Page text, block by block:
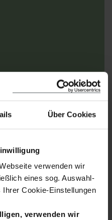
Über Cookies
verwenden wir
eines sog. Auswahl-
Cookie-Einstellungen
verwenden wir